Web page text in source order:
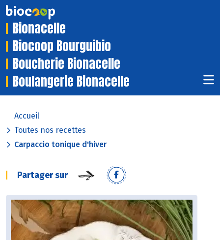
Bionacelle
Biocoop Bourguibio
Boucherie Bionacelle
Boulangerie Bionacelle
Accueil
Toutes nos recettes
Carpaccio tonique d'hiver
Partager sur